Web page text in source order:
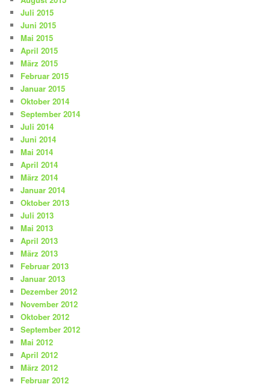
Juli 2015
Juni 2015
Mai 2015
April 2015
März 2015
Februar 2015
Januar 2015
Oktober 2014
September 2014
Juli 2014
Juni 2014
Mai 2014
April 2014
März 2014
Januar 2014
Oktober 2013
Juli 2013
Mai 2013
April 2013
März 2013
Februar 2013
Januar 2013
Dezember 2012
November 2012
Oktober 2012
September 2012
Mai 2012
April 2012
März 2012
Februar 2012